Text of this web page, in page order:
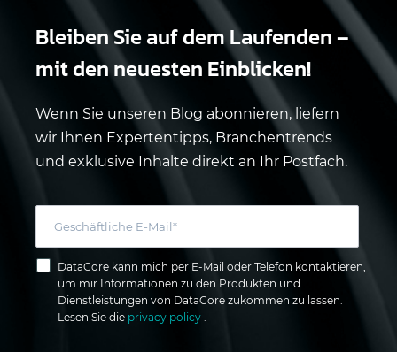
Bleiben Sie auf dem Laufenden –
mit den neuesten Einblicken!
Wenn Sie unseren Blog abonnieren, liefern
wir Ihnen Expertentipps, Branchentrends
und exklusive Inhalte direkt an Ihr Postfach.
DataCore kann mich per E-Mail oder Telefon kontaktieren,
um mir Informationen zu den Produkten und
Dienstleistungen von DataCore zukommen zu lassen.
Lesen Sie die privacy policy .